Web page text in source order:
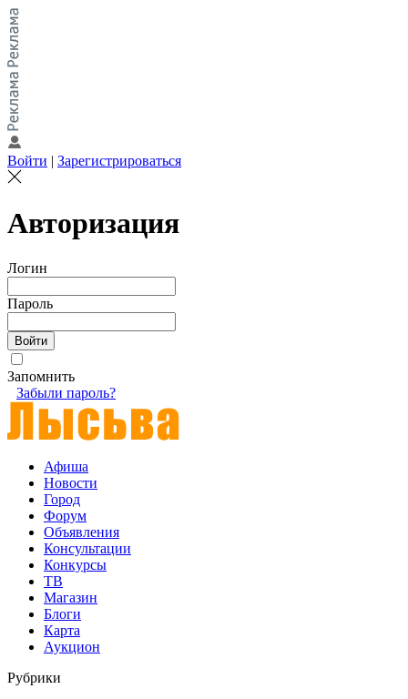
Войти | Зарегистрироваться
Авторизация
Логин
Пароль
Запомнить
Забыли пароль?
Афиша
Новости
Город
Форум
Объявления
Консультации
Конкурсы
ТВ
Магазин
Блоги
Карта
Аукцион
Рубрики